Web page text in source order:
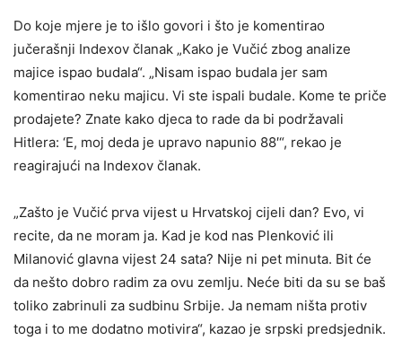
Do koje mjere je to išlo govori i što je komentirao
jučerašnji Indexov članak „Kako je Vučić zbog analize
majice ispao budala“. „Nisam ispao budala jer sam
komentirao neku majicu. Vi ste ispali budale. Kome te priče
prodajete? Znate kako djeca to rade da bi podržavali
Hitlera: ‘E, moj deda je upravo napunio 88′“, rekao je
reagirajući na Indexov članak.
„Zašto je Vučić prva vijest u Hrvatskoj cijeli dan? Evo, vi
recite, da ne moram ja. Kad je kod nas Plenković ili
Milanović glavna vijest 24 sata? Nije ni pet minuta. Bit će
da nešto dobro radim za ovu zemlju. Neće biti da su se baš
toliko zabrinuli za sudbinu Srbije. Ja nemam ništa protiv
toga i to me dodatno motivira“, kazao je srpski predsjednik.